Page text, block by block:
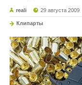
reali 29 августа 2009
Клипарты